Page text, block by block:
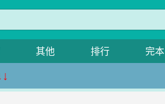
其他 排行 完本